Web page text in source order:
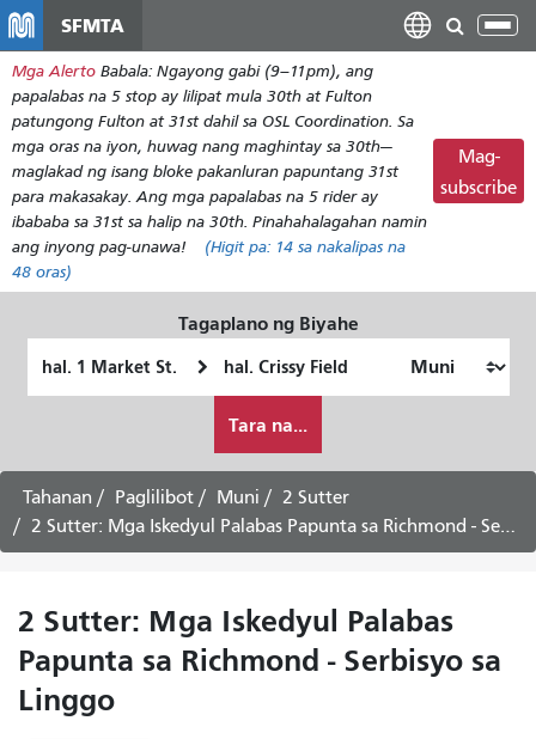
pangunahing
nilalaman
SFMTA
I-
Mga Alerto Babala: Ngayong gabi (9–11pm), ang
papalabas na 5 stop ay lilipat mula 30th at Fulton
patungong Fulton at 31st dahil sa OSL Coordination. Sa
mga oras na iyon, huwag nang maghintay sa 30th—
maglakad ng isang bloke pakanluran papuntang 31st
para makasakay. Ang mga papalabas na 5 rider ay
ibababa sa 31st sa halip na 30th. Pinahahalagahan namin
ang inyong pag-unawa!
(Higit pa: 14 sa nakalipas na
48 oras)
Mag-
subscribe
Tagaplano ng Biyahe
ko
gustong
maglakbay
Tara na...
Tahanan Paglilibot Muni
2 Sutter
2 Sutter: Mga Iskedyul Palabas Papunta sa Richmond - Serbisyo sa Linggo
2 Sutter: Mga Iskedyul Palabas
Papunta sa Richmond - Serbisyo sa
Linggo